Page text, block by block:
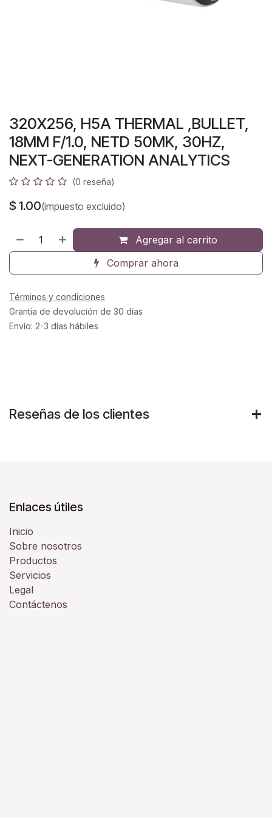
320X256, H5A THERMAL ,BULLET,
18MM F/1.0, NETD 50MK, 30HZ,
NEXT-GENERATION ANALYTICS
(0 reseña)
$ 1.00(impuesto excluido)
Agregar al carrito
Comprar ahora
Términos y condiciones
Grantía de devolución de 30 días
Envío: 2-3 días hábiles
Reseñas de los clientes
Enlaces útiles
Inicio
Sobre nosotros
Productos
Servicios
Legal
Contáctenos